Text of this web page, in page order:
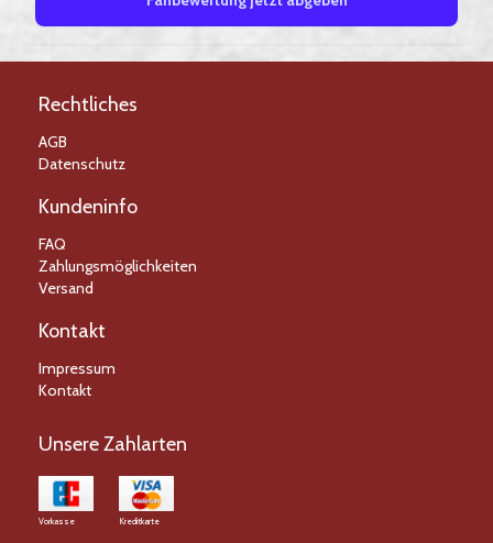
Rechtliches
AGB
Datenschutz
Kundeninfo
FAQ
Zahlungsmöglichkeiten
Versand
Kontakt
Impressum
Kontakt
Unsere Zahlarten
Vorkasse Kreditkarte